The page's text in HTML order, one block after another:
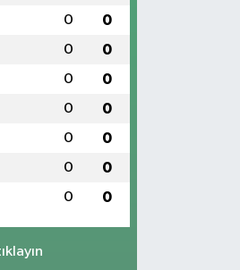
0 0
0 0
0 0
0 0
0 0
0 0
0 0